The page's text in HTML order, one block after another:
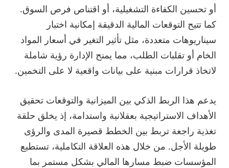
أو تحسين الكفاءة التشغيلية، أو اقتناص فرص السوق.
كما تتيح التوقعات المالية الدقيقة إمكانية اختبار
سيناريوهات متعددة، مثل تأثير التغير في أسعار المواد
الخام أو تقلبات الطلب، مما يمنح الإدارة رؤية شاملة
لاتخاذ قرارات مبنية على بيانات واقعية لا على التخمين.
يدعم هذا الربط الذكي بين الميزانية والتوقعات تحقيق
الأهداف الاستراتيجية بعقلانية واستدامة، إذ يخلق حلقة
تغذية راجعة تربط بين الخطط قصيرة المدى والرؤى
طويلة الأجل. من خلال هذه العلاقة التكاملية، تستطيع
المؤسسات ضبط مسارها المالي بشكل مستمر بما